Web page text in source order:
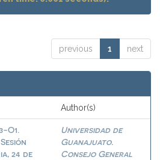
previous 1 next
Author(s)
O1.
24 de
Universidad de
Guanajuato.
Consejo General